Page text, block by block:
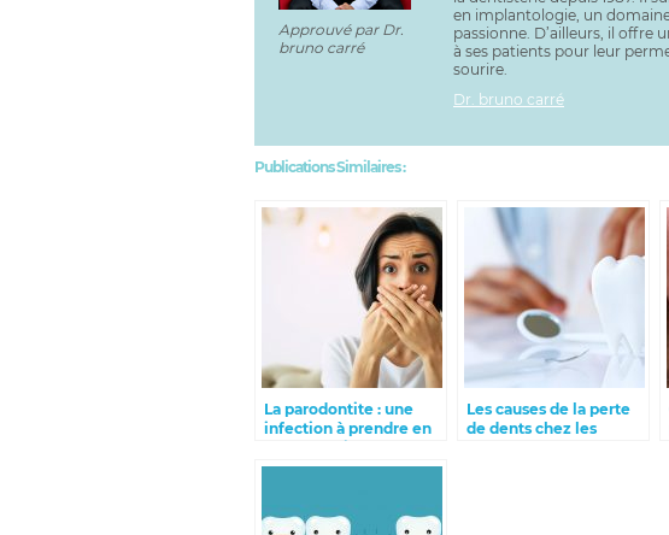
Approuvé par Dr.
bruno carré
en implantologie, un
passionne. D’ailleurs, il offre
à ses patients pour leur
sourire.
Dr. bruno carré
Publications Similaires :
La parodontite : une
infection à prendre en
Les causes de la perte
de dents chez les